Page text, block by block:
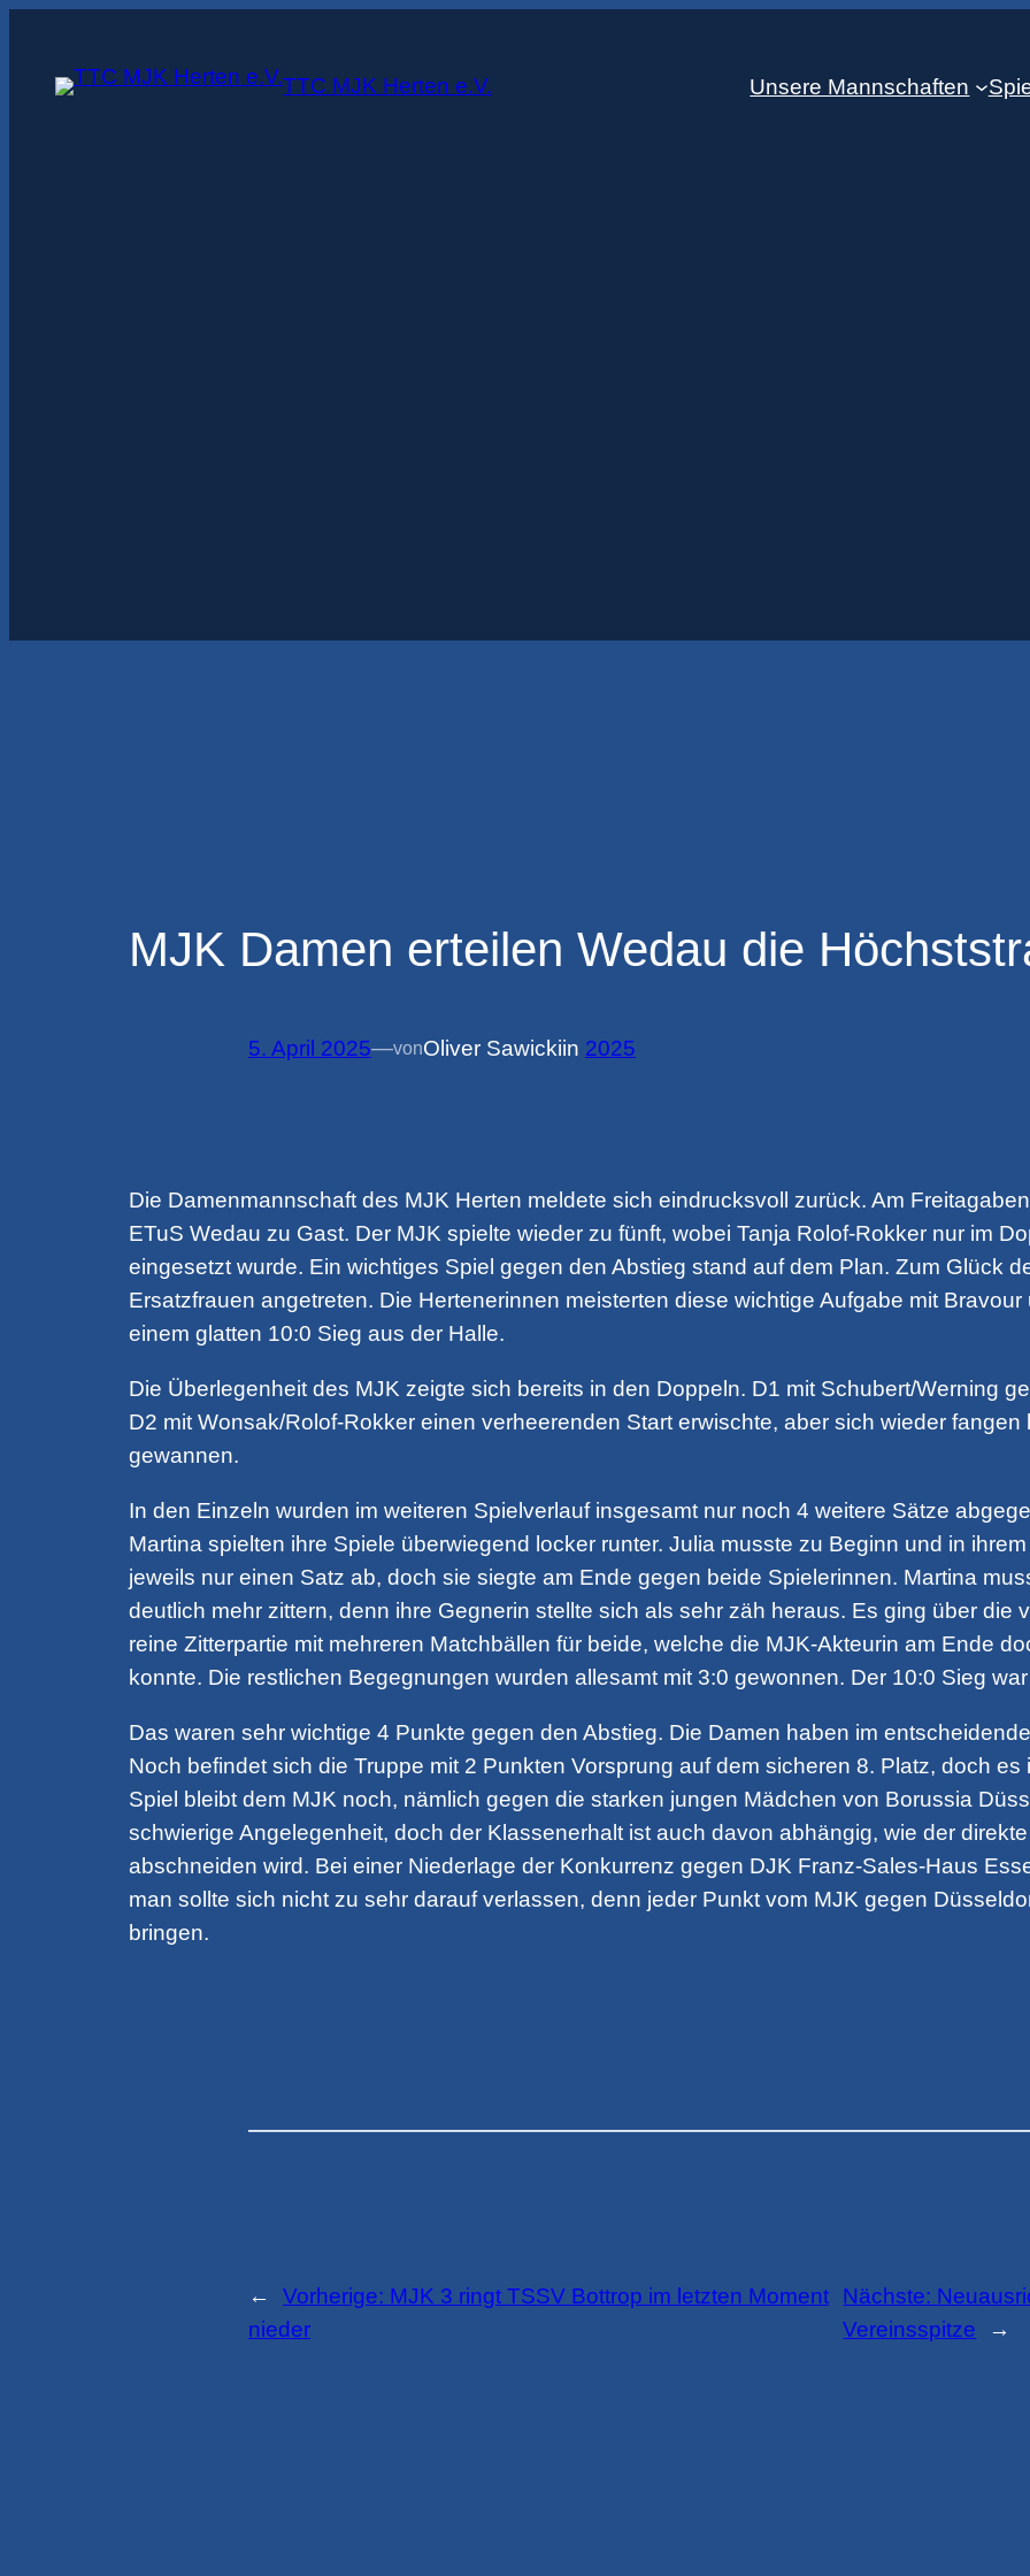
springen
TTC MJK Herten e.V. Unsere Mannschaften
MJK Damen erteilen Wedau die
5. April 2025—vonOliver Sawickiin 2025
Die Damenmannschaft des MJK Herten meldete sich eindrucksvoll zurück. Am
ETuS Wedau zu Gast. Der MJK spielte wieder zu fünft, wobei Tanja Rolof-Rokker nur im
eingesetzt wurde. Ein wichtiges Spiel gegen den Abstieg stand auf dem Plan. Zum Glück
Ersatzfrauen angetreten. Die Hertenerinnen meisterten diese wichtige Aufgabe mit
einem glatten 10:0 Sieg aus der Halle.
Die Überlegenheit des MJK zeigte sich bereits in den Doppeln. D1 mit Schubert/Werning
D2 mit Wonsak/Rolof-Rokker einen verheerenden Start erwischte, aber sich wieder
gewannen.
In den Einzeln wurden im weiteren Spielverlauf insgesamt nur noch 4 weitere Sätze
Martina spielten ihre Spiele überwiegend locker runter. Julia musste zu Beginn und in
jeweils nur einen Satz ab, doch sie siegte am Ende gegen beide Spielerinnen. Martina
deutlich mehr zittern, denn ihre Gegnerin stellte sich als sehr zäh heraus. Es ging über die
reine Zitterpartie mit mehreren Matchbällen für beide, welche die MJK-Akteurin am Ende
konnte. Die restlichen Begegnungen wurden allesamt mit 3:0 gewonnen. Der 10:0 Sieg
Das waren sehr wichtige 4 Punkte gegen den Abstieg. Die Damen haben im
Noch befindet sich die Truppe mit 2 Punkten Vorsprung auf dem sicheren 8. Platz, doch
Spiel bleibt dem MJK noch, nämlich gegen die starken jungen Mädchen von Borussia
schwierige Angelegenheit, doch der Klassenerhalt ist auch davon abhängig, wie der
abschneiden wird. Bei einer Niederlage der Konkurrenz gegen DJK Franz-Sales-Haus
man sollte sich nicht zu sehr darauf verlassen, denn jeder Punkt vom MJK gegen
bringen.
← Vorherige: MJK 3 ringt TSSV Bottrop im letzten Moment
nieder
Nächste:
Vereinsspitze
→